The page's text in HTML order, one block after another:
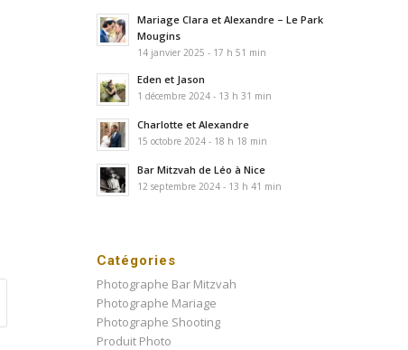
Mariage Clara et Alexandre – Le Park
Mougins
14 janvier 2025 - 17 h 51 min
Eden et Jason
1 décembre 2024 - 13 h 31 min
Charlotte et Alexandre
15 octobre 2024 - 18 h 18 min
Bar Mitzvah de Léo à Nice
12 septembre 2024 - 13 h 41 min
Catégories
Photographe Bar Mitzvah
Photographe Mariage
Photographe Shooting
Produit Photo